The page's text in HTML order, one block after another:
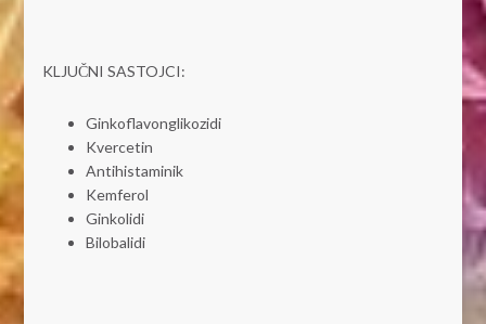
KLJUČNI SASTOJCI:
Ginkoflavonglikozidi
Kvercetin
Antihistaminik
Kemferol
Ginkolidi
Bilobalidi